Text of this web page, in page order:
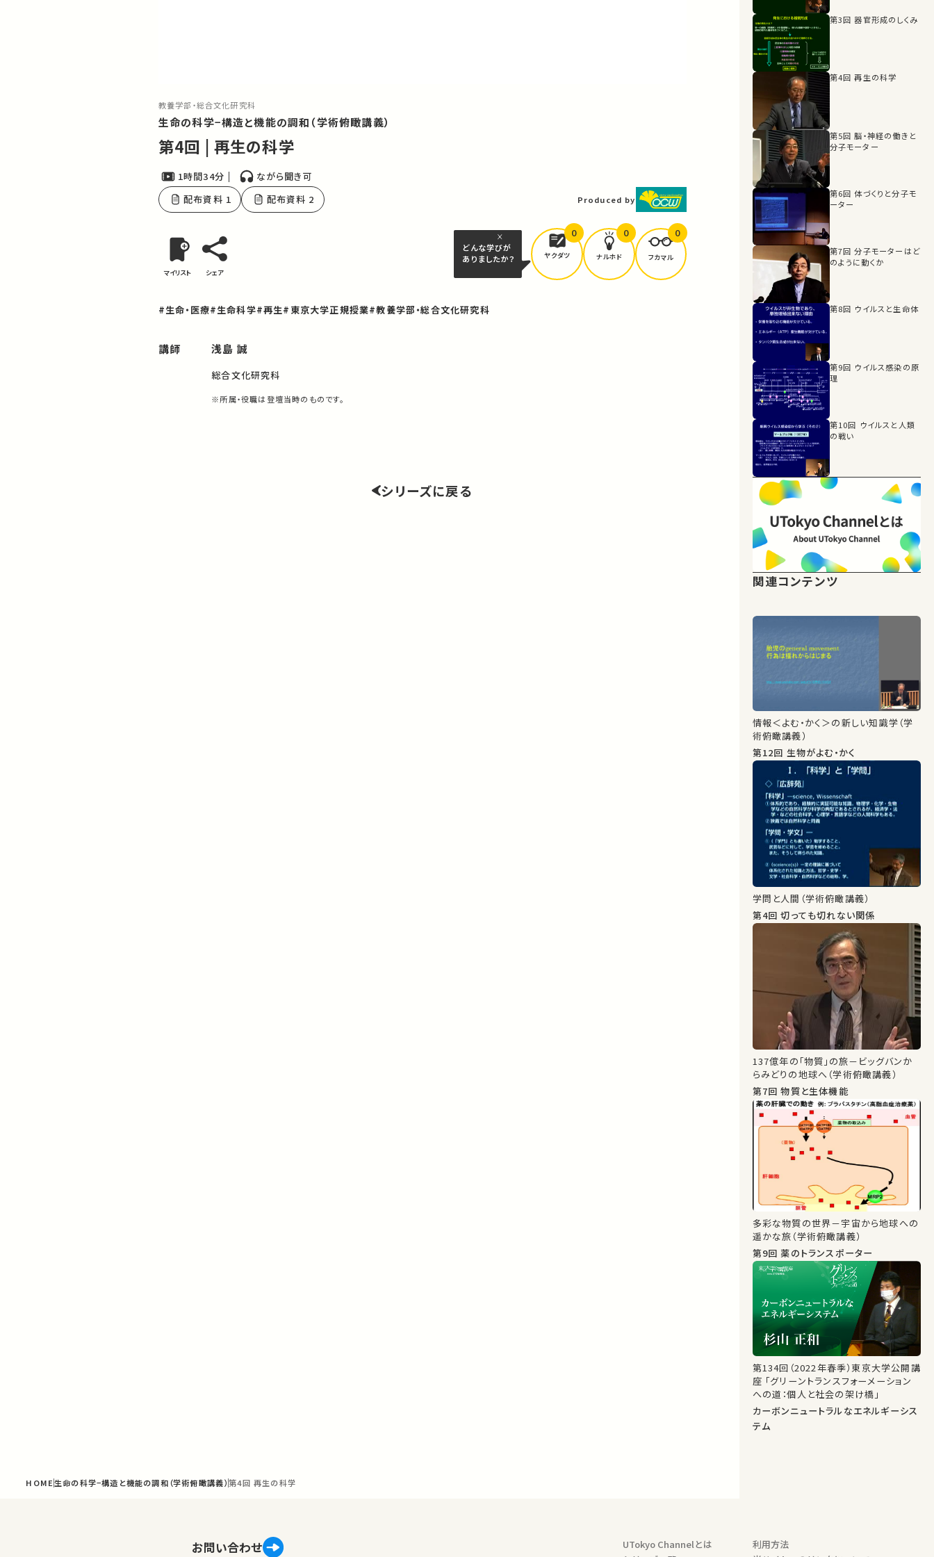
教養学部・総合文化研究科
生命の科学−構造と機能の調和（学術俯瞰講義）
第4回 | 再生の科学
1時間34分
ながら聞き可
配布資料 1
配布資料 2 Produced by
マイリスト シェア
どんな学びが
ありましたか？
ヤクダツ
0
ナルホド
0
フカマル
0
#生命・医療#生命科学#再生#東京大学正規授業#教養学部・総合文化研究科
講師 浅島 誠
総合文化研究科
※所属・役職は登壇当時のものです。
シリーズに戻る
HOME生命の科学−構造と機能の調和（学術俯瞰講義） 第4回 再生の科学
第3回 器官形成のしくみ
第4回 再生の科学
第5回 脳・神経の働きと
分子モーター
第6回 体づくりと分子モ
ーター
第7回 分子モーターはど
のように動くか
第8回 ウイルスと生命体
第9回 ウイルス感染の原
理
第10回 ウイルスと人類
の戦い
関連コンテンツ
情報＜よむ・かく＞の新しい知識学（学
術俯瞰講義）
第12回 生物がよむ・かく
学問と人間（学術俯瞰講義）
第4回 切っても切れない関係
137億年の「物質」の旅－ビッグバンか
らみどりの地球へ（学術俯瞰講義）
第7回 物質と生体機能
多彩な物質の世界－宇宙から地球への
遥かな旅（学術俯瞰講義）
第9回 薬のトランスポーター
第134回（2022年春季）東京大学公開講
座 「グリーントランスフォーメーション
への道：個人と社会の架け橋」
カーボンニュートラルなエネルギーシス
テム
お問い合わせ
UTokyo Channelとは
利用方法